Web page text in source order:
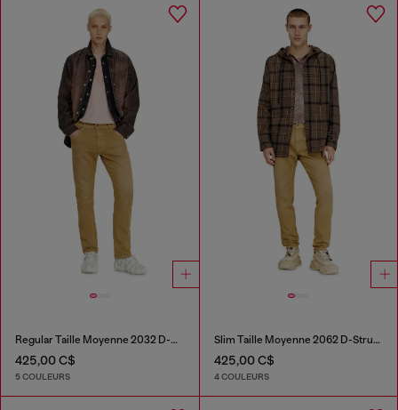
Regular Taille Moyenne 2032 D-Krooley-BW Joggjeans®
425,00 C$
5 COULEURS
Slim Taille Moyenne 2062 D-Strukt Joggjeans®
425,00 C$
4 COULEURS